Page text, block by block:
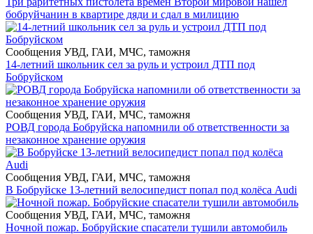
бобруйчанин в квартире дяди и сдал в милицию
Сообщения УВД, ГАИ, МЧС, таможня
14-летний школьник сел за руль и устроил ДТП под
Бобруйском
Сообщения УВД, ГАИ, МЧС, таможня
РОВД города Бобруйска напомнили об ответственности за
незаконное хранение оружия
Сообщения УВД, ГАИ, МЧС, таможня
В Бобруйске 13-летний велосипедист попал под колёса Audi
Сообщения УВД, ГАИ, МЧС, таможня
Ночной пожар. Бобруйские спасатели тушили автомобиль